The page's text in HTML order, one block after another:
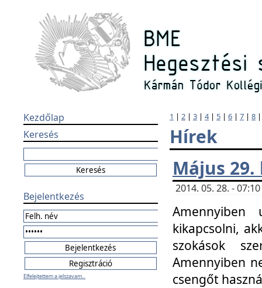
Kezdőlap
Keresés
Bejelentkezés
Elfelejtettem a jelszavam...
1 | 2 | 3 | 4| 5 | 6 | 7 | 8
Hírek
Május
2014. 05. 28. -
kikapcsolni,
szokások
Amennyiben
csengőt